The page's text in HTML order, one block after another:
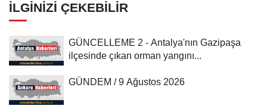
İLGINIZI ÇEKEBILIR
GÜNCELLEME 2 - Antalya'nın Gazipaşa
ilçesinde çıkan orman yangını...
GÜNDEM / 9 Ağustos 2026